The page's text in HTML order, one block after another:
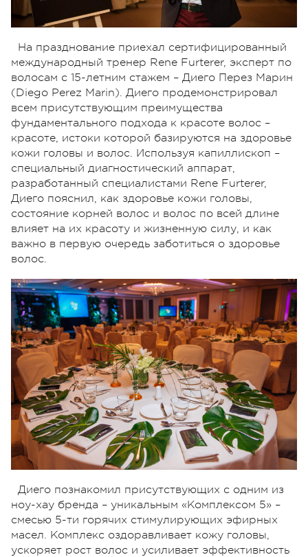
На празднование приехал сертифицированный
международный тренер Rene Furterer, эксперт по
волосам с 15-летним стажем – Диего Перез Марин
(Diego Perez Marin). Диего продемонстрировал
всем присутствующим преимущества
фундаментального подхода к красоте волос –
красоте, истоки которой базируются на здоровье
кожи головы и волос. Используя капиллископ –
специальный диагностический аппарат,
разработанный специалистами Rene Furterer,
Диего пояснил, как здоровье кожи головы,
состояние корней волос и волос по всей длине
влияет на их красоту и жизненную силу, и как
важно в первую очередь заботиться о здоровье
волос.
Диего познакомил присутствующих с одним из
ноу-хау бренда – уникальным «Комплексом 5» –
смесью 5-ти горячих стимулирующих эфирных
масел. Комплекс оздоравливает кожу головы,
ускоряет рост волос и усиливает эффективность